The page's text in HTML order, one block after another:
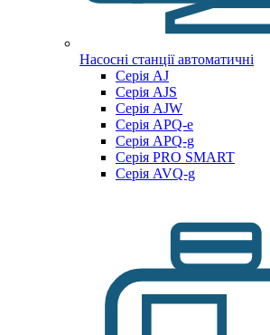
Насосні станції автоматичні
Серія AJ
Серія AJS
Серія AJW
Серія APQ-e
Серія APQ-g
Серія PRO SMART
Серія AVQ-g